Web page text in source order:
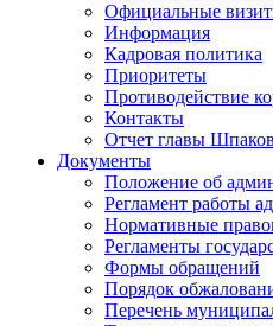
Официальные
Информация
Кадровая политика
Приоритеты
Противодействие
Контакты
Отчет главы
Документы
Положение об
Регламент работы
Нормативные
Регламенты
Формы обращений
Порядок
Перечень